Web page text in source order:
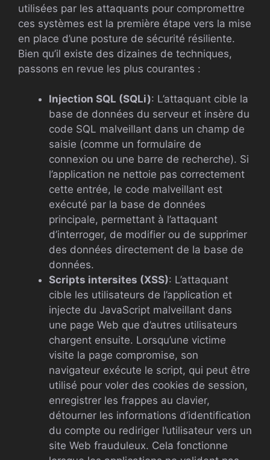
utilisées par les attaquants pour compromettre
ces systèmes est la première étape vers la mise
en place d’une posture de sécurité résiliente.
Bien qu’il existe des dizaines de techniques,
passons en revue les plus courantes :
Injection SQL (SQLi): L’attaquant cible la
base de données du serveur et insère du
code SQL malveillant dans un champ de
saisie (comme un formulaire de
connexion ou une barre de recherche). Si
l’application ne nettoie pas correctement
cette entrée, le code malveillant est
exécuté par la base de données
principale, permettant à l’attaquant
d’interroger, de modifier ou de supprimer
des données directement de la base de
données.
Scripts intersites (XSS): L’attaquant
cible les utilisateurs de l’application et
injecte du JavaScript malveillant dans
une page Web que d’autres utilisateurs
chargent ensuite. Lorsqu’une victime
visite la page compromise, son
navigateur exécute le script, qui peut être
utilisé pour voler des cookies de session,
enregistrer les frappes au clavier,
détourner les informations d’identification
du compte ou rediriger l’utilisateur vers un
site Web frauduleux. Cela fonctionne